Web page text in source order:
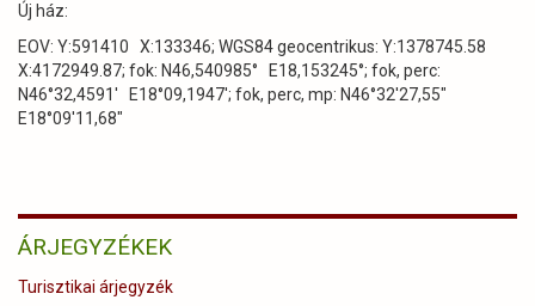
Új ház:
EOV: Y:591410 X:133346; WGS84 geocentrikus: Y:1378745.58
X:4172949.87; fok: N46,540985° E18,153245°; fok, perc:
N46°32,4591' E18°09,1947'; fok, perc, mp: N46°32'27,55"
E18°09'11,68"
ÁRJEGYZÉKEK
Turisztikai árjegyzék